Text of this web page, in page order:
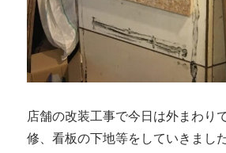
店舗の改装工事で今日は外まわり
修、看板の下地等をしていきました